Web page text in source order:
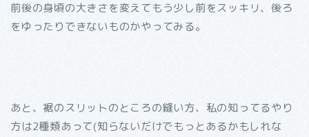
前後の身頃の大きさを変えてもう少し前をスッキリ、後ろ
をゆったりできないものかやってみる。
あと、裾のスリットのところの縫い方、私の知ってるやり
方は2種類あって(知らないだけでもっとあるかもしれな